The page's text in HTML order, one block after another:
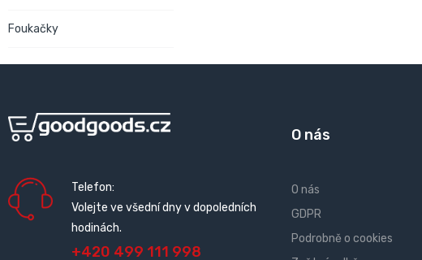
Foukačky
Telefon:
Volejte ve všední dny v dopoledních
hodinách.
+420 499 111 998
O nás
O nás
GDPR
Podrobně o cookies